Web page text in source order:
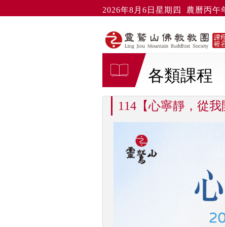
2026年8月6日星期四 農曆丙午
各類課程
114【心寧靜，從